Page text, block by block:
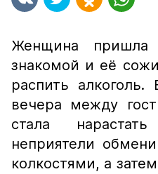
Женщина
знакомой и её
распить алкоголь.
вечера между
стала
неприятели
колкостями, а